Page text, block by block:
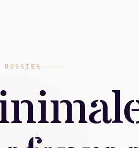
DOSSIER